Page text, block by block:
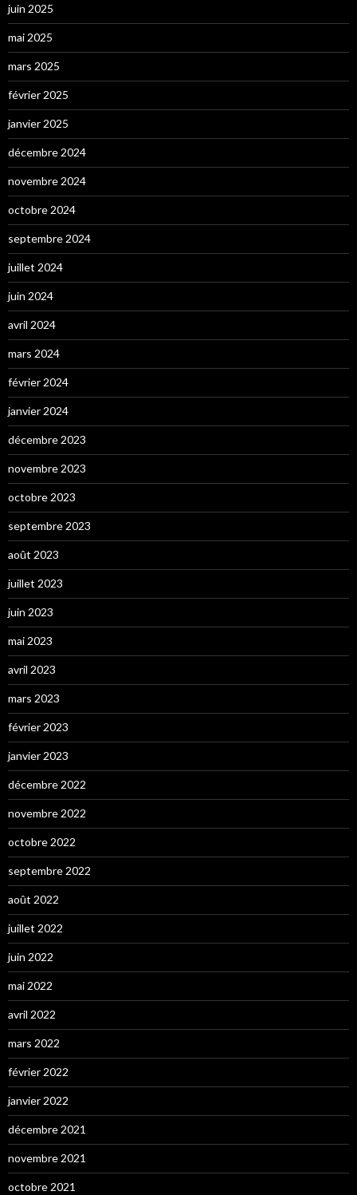
juin 2025
mai 2025
mars 2025
février 2025
janvier 2025
décembre 2024
novembre 2024
octobre 2024
septembre 2024
juillet 2024
juin 2024
avril 2024
mars 2024
février 2024
janvier 2024
décembre 2023
novembre 2023
octobre 2023
septembre 2023
août 2023
juillet 2023
juin 2023
mai 2023
avril 2023
mars 2023
février 2023
janvier 2023
décembre 2022
novembre 2022
octobre 2022
septembre 2022
août 2022
juillet 2022
juin 2022
mai 2022
avril 2022
mars 2022
février 2022
janvier 2022
décembre 2021
novembre 2021
octobre 2021